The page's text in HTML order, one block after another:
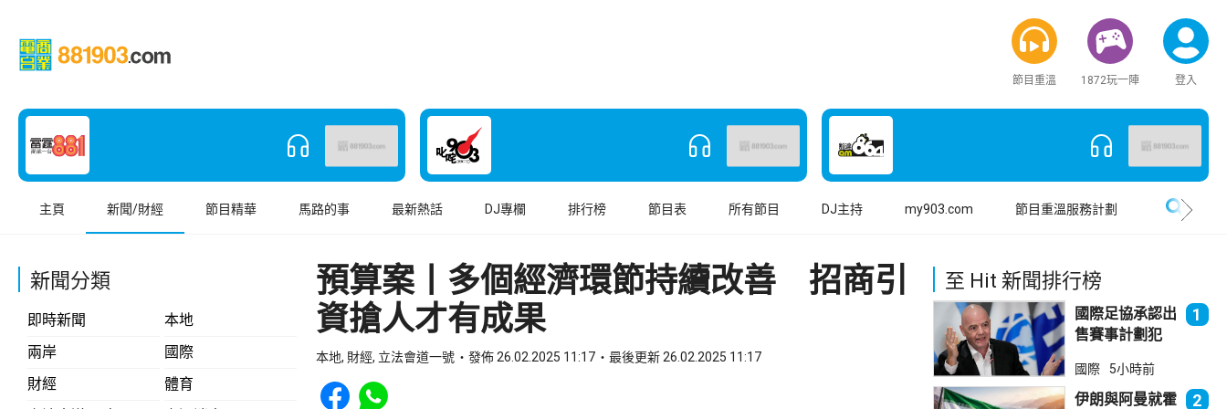
節目重溫 1872玩一陣 登入
主頁 新聞/財經 節目精華 馬路的事 最新熱話 DJ專欄 排行榜 節目表 所有節目 DJ主持 my903.com 節目重溫服務計劃
新聞分類
即時新聞
本地
兩岸
國際
財經
體育
預算案丨多個經濟環節持續改善 招商引
資搶人才有成果
本地, 財經, 立法會道一號 發佈 26.02.2025 11:17 最後更新 26.02.2025 11:17
Share to Facebook
Share to WhatsApp
至 Hit 新聞排行榜
國際足協承認出
售賽事計劃犯
持恩芬天奴
1
國際 5小時前
伊朗與阿曼就霍 2